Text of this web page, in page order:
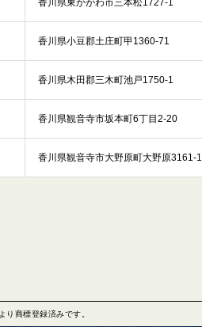
香川県東かがわ市三本松1727-1
香川県小豆郡土庄町甲1360-71
香川県木田郡三木町池戸1750-1
香川県観音寺市坂本町6丁目2-20
香川県観音寺市大野原町大野原3161-1
り商標登録済みです。